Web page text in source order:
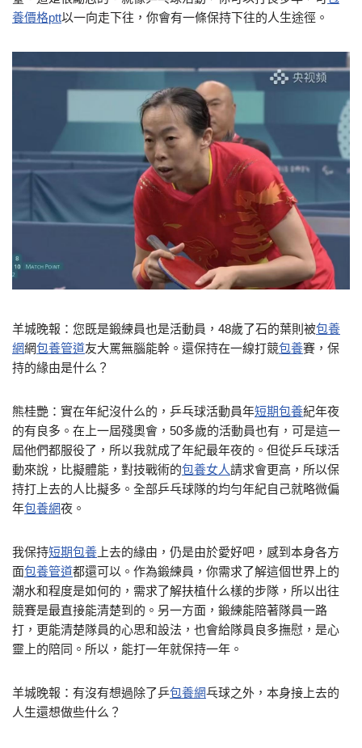
養價格ptt以一向走下往，你會有一條保持下往的人生途徑。
羊城晚報：您既是鍛練員也是活動員，48歲了石的葉則被包養
網網包養管道友大罵無腦能幹。還保持在一線打競包養賽，保
持的緣由是什么？
熊桂艷：實在年紀沒什么的，乒乓球活動員年短期包養紀年夜
的有良多。在上一屆殘奧會，50多歲的活動員也有，可是這一
屆他們都服役了，所以我就成了年紀最年夜的。但從乒乓球活
動來說，比擬體能，對技戰術的包養女人請求會更高，所以保
持打上去的人比擬多。全部乒乓球隊的均勻年紀自己就略微偏
年包養網夜。
我保持短期包養 上去的緣由，仍是由於愛好吧，感到本身各方
面包養管道都還可以。作為鍛練員，你需求了解這個世界上的
潮水和程度是如何的，需求了解扶植什么樣的步隊，所以出往
競賽是最直接能清楚到的。另一方面，鍛練能陪著隊員一路
打，更能清楚隊員的心思和設法，也會給隊員良多撫慰，是心
靈上的陪同。所以，能打一年就保持一年。
羊城晚報：有沒有想過除了乒包養網乓球之外，本身接上去的
人生還想做些什么？